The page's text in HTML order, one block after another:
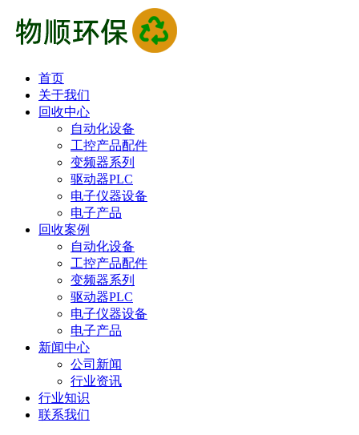
首页
关于我们
回收中心
自动化设备
工控产品配件
变频器系列
驱动器PLC
电子仪器设备
电子产品
回收案例
自动化设备
工控产品配件
变频器系列
驱动器PLC
电子仪器设备
电子产品
新闻中心
公司新闻
行业资讯
行业知识
联系我们